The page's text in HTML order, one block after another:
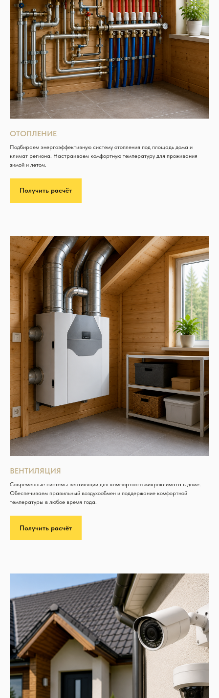
ОТОПЛЕНИЕ
Подбираем энергоэффективную систему отопления под площадь дома и
климат региона. Настраиваем комфортную температуру для проживания
зимой и летом.
Получить расчёт
ВЕНТИЛЯЦИЯ
Современные системы вентиляции для комфортного микроклимата в доме.
Обеспечиваем правильный воздухообмен и поддержание комфортной
температуры в любое время года.
Получить расчёт